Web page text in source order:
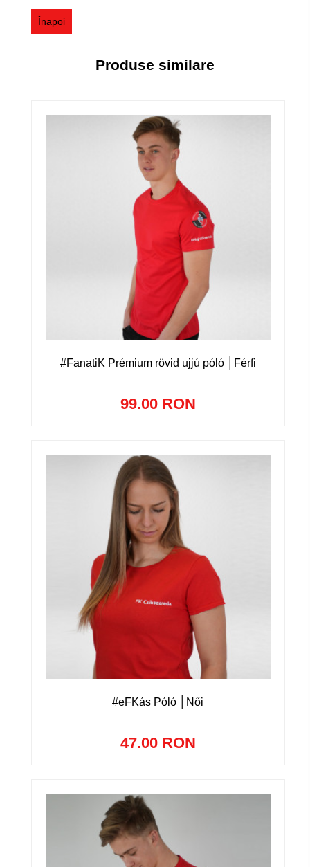
Înapoi
Produse similare
#FanatiK Prémium rövid ujjú póló │Férfi
99.00 RON
#eFKás Póló │Női
47.00 RON